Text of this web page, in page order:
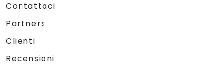
Contattaci
Partners
Clienti
Recensioni